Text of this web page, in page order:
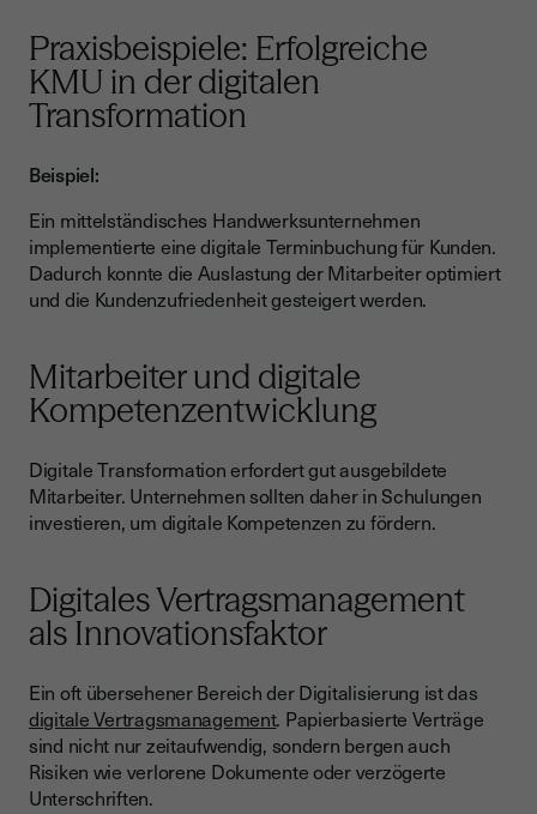
Praxisbeispiele: Erfolgreiche
KMU in der digitalen
Transformation
Beispiel:
Ein mittelständisches Handwerksunternehmen
implementierte eine digitale Terminbuchung für Kunden.
Dadurch konnte die Auslastung der Mitarbeiter optimiert
und die Kundenzufriedenheit gesteigert werden.
Mitarbeiter und digitale
Kompetenzentwicklung
Digitale Transformation erfordert gut ausgebildete
Mitarbeiter. Unternehmen sollten daher in Schulungen
investieren, um digitale Kompetenzen zu fördern.
Digitales Vertragsmanagement
als Innovationsfaktor
Ein oft übersehener Bereich der Digitalisierung ist das
digitale Vertragsmanagement. Papierbasierte Verträge
sind nicht nur zeitaufwendig, sondern bergen auch
Risiken wie verlorene Dokumente oder verzögerte
Unterschriften.